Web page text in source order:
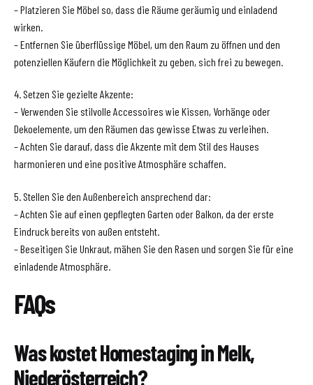
– Platzieren Sie Möbel so, dass die Räume geräumig und einladend
wirken.
– Entfernen Sie überflüssige Möbel, um den Raum zu öffnen und den
potenziellen Käufern die Möglichkeit zu geben, sich frei zu bewegen.
4. Setzen Sie gezielte Akzente:
– Verwenden Sie stilvolle Accessoires wie Kissen, Vorhänge oder
Dekoelemente, um den Räumen das gewisse Etwas zu verleihen.
– Achten Sie darauf, dass die Akzente mit dem Stil des Hauses
harmonieren und eine positive Atmosphäre schaffen.
5. Stellen Sie den Außenbereich ansprechend dar:
– Achten Sie auf einen gepflegten Garten oder Balkon, da der erste
Eindruck bereits von außen entsteht.
– Beseitigen Sie Unkraut, mähen Sie den Rasen und sorgen Sie für eine
einladende Atmosphäre.
FAQs
Was kostet Homestaging in Melk,
Niederösterreich?